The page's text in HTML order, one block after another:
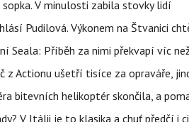
sopka. V minulosti zabila stovky lidí
hlásí Pudilová. Výkonem na Štvanici
Seala: Příběh za nimi překvapí víc
z Actionu ušetří tisíce za opraváře,
bitevních helikoptér skončila, a
V Itálii je to klasika a chuť předčí i